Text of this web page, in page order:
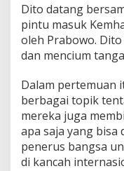
a
n
t
u
n
'
C
i
u
m
T
a
Dito datang
pintu masuk
oleh Prabowo.
dan mencium
Dalam pertemuan
berbagai topik
mereka juga
apa saja yang bisa
penerus bangsa
di kancah